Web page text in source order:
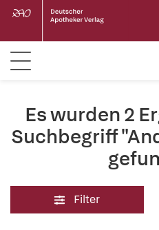
Es wurden 2
Suchbegriff
Filter